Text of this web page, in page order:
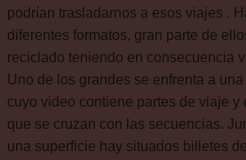
podrían trasladarnos a esos viajes .
diferentes formatos, gran parte de
reciclado teniendo en consecuencia
Uno de los grandes se enfrenta a
cuyo video contiene partes de viaje y
que se cruzan con las secuencias.
una superficie hay situados billetes